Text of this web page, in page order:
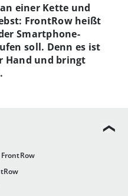
einer Kette und
FrontRow heißt
Smartphone-
soll. Denn es ist
Hand und bringt